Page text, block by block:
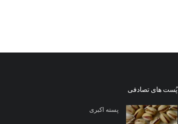
پُست های تصادفی
پسته اکبری